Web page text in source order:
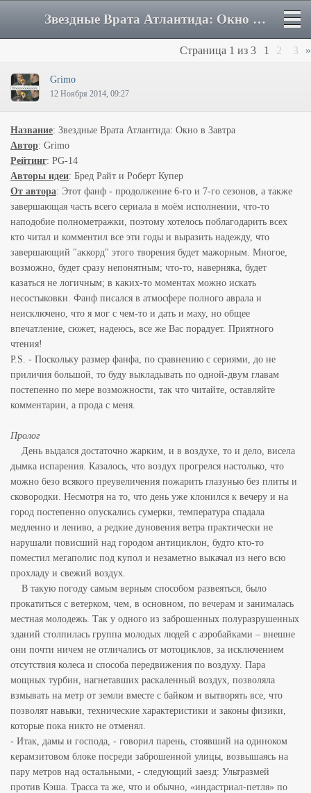
Звездные Врата Атлантида: Окно в Завтра - Форум
Страница 1 из 3 1 2 3 »
Grimo
12 Ноября 2014, 09:27
Название: Звездные Врата Атлантида: Окно в Завтра
Автор: Grimo
Рейтинг: PG-14
Авторы идеи: Бред Райт и Роберт Купер
От автора: Этот фанф - продолжение 6-го и 7-го сезонов, а также
завершающая часть всего сериала в моём исполнении, что-то
наподобие полнометражки, поэтому хотелось поблагодарить всех
кто читал и комментил все эти годы и выразить надежду, что
завершающий "аккорд" этого творения будет мажорным. Многое,
возможно, будет сразу непонятным; что-то, наверняка, будет
казаться не логичным; в каких-то моментах можно искать
несостыковки. Фанф писался в атмосфере полного аврала и
неисключено, что я мог с чем-то и дать и маху, но общее
впечатление, сюжет, надеюсь, все же Вас порадует. Приятного
чтения!
P.S. - Поскольку размер фанфа, по сравнению с сериями, до не
приличия большой, то буду выкладывать по одной-двум главам
постепенно по мере возможности, так что читайте, оставляйте
комментарии, а прода с меня.
Пролог
День выдался достаточно жарким, и в воздухе, то и дело, висела
дымка испарения. Казалось, что воздух прогрелся настолько, что
можно безо всякого преувеличения пожарить глазунью без плиты и
сковородки. Несмотря на то, что день уже клонился к вечеру и на
город постепенно опускались сумерки, температура спадала
медленно и лениво, а редкие дуновения ветра практически не
нарушали повисший над городом антициклон, будто кто-то
поместил мегаполис под купол и незаметно выкачал из него всю
прохладу и свежий воздух.
В такую погоду самым верным способом развеяться, было
прокатиться с ветерком, чем, в основном, по вечерам и занималась
местная молодежь. Так у одного из заброшенных полуразрушенных
зданий столпилась группа молодых людей с аэробайками – внешне
они почти ничем не отличались от мотоциклов, за исключением
отсутствия колеса и способа передвижения по воздуху. Пара
мощных турбин, нагнетавших раскаленный воздух, позволяла
взмывать на метр от земли вместе с байком и вытворять все, что
позволят навыки, технические характеристики и законы физики,
которые пока никто не отменял.
- Итак, дамы и господа, - говорил парень, стоявший на одиноком
керамзитовом блоке посреди заброшенной улицы, возвышаясь на
пару метров над остальными, - следующий заезд: Ультразмей
против Кэша. Трасса та же, что и обычно, «индастриал-петля» по